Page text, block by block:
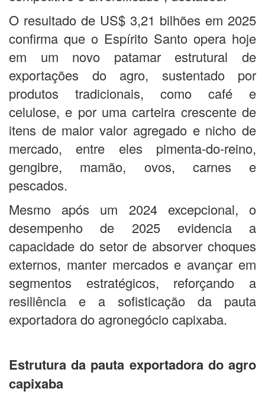
O resultado de US$ 3,21 bilhões em 2025
confirma que o Espírito Santo opera hoje
em um novo patamar estrutural de
exportações do agro, sustentado por
produtos tradicionais, como café e
celulose, e por uma carteira crescente de
itens de maior valor agregado e nicho de
mercado, entre eles pimenta-do-reino,
gengibre, mamão, ovos, carnes e
pescados.
Mesmo após um 2024 excepcional, o
desempenho de 2025 evidencia a
capacidade do setor de absorver choques
externos, manter mercados e avançar em
segmentos estratégicos, reforçando a
resiliência e a sofisticação da pauta
exportadora do agronegócio capixaba.
Estrutura da pauta exportadora do agro
capixaba